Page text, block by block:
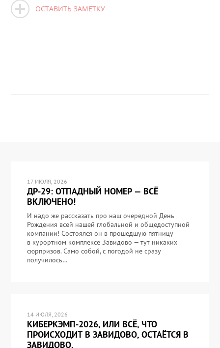
ОСТАВИТЬ ЗАМЕТКУ
17 ИЮЛЯ, 2026
ДР-29: ОТПАДНЫЙ НОМЕР — ВСЁ
ВКЛЮЧЕНО!
И надо же рассказать про наш очередной День
Рождения всей нашей глобальной и общедоступной
компании! Состоялся он в прошедшую пятницу
в курортном комплексе Завидово — тут никаких
сюрпризов. Само собой, с погодой не сразу
получилось…
14 ИЮЛЯ, 2026
КИБЕРКЭМП-2026, ИЛИ ВСЁ, ЧТО
ПРОИСХОДИТ В ЗАВИДОВО, ОСТАЁТСЯ В
ЗАВИДОВО.